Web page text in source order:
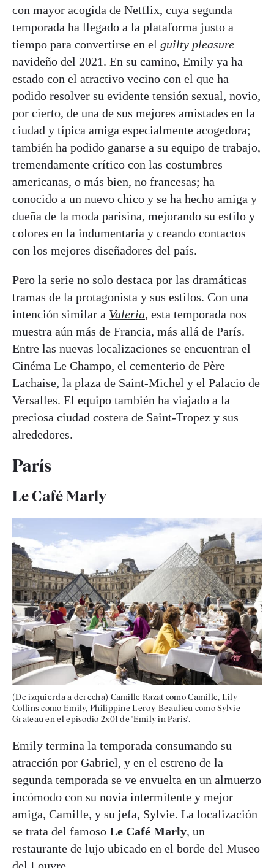
con mayor acogida de Netflix, cuya segunda
temporada ha llegado a la plataforma justo a
tiempo para convertirse en el guilty pleasure
navideño del 2021. En su camino, Emily ya ha
estado con el atractivo vecino con el que ha
podido resolver su evidente tensión sexual, novio,
por cierto, de una de sus mejores amistades en la
ciudad y típica amiga especialmente acogedora;
también ha podido ganarse a su equipo de trabajo,
tremendamente crítico con las costumbres
americanas, o más bien, no francesas; ha
conocido a un nuevo chico y se ha hecho amiga y
dueña de la moda parisina, mejorando su estilo y
colores en la indumentaria y creando contactos
con los mejores diseñadores del país.
Pero la serie no solo destaca por las dramáticas
tramas de la protagonista y sus estilos. Con una
intención similar a Valeria, esta temporada nos
muestra aún más de Francia, más allá de París.
Entre las nuevas localizaciones se encuentran el
Cinéma Le Champo, el cementerio de Père
Lachaise, la plaza de Saint-Michel y el Palacio de
Versalles. El equipo también ha viajado a la
preciosa ciudad costera de Saint-Tropez y sus
alrededores.
París
Le Café Marly
(De izquierda a derecha) Camille Razat como Camille, Lily
Collins como Emily, Philippine Leroy-Beaulieu como Sylvie
Grateau en el episodio 2x01 de 'Emily in Paris'.
Emily termina la temporada consumando su
atracción por Gabriel, y en el estreno de la
segunda temporada se ve envuelta en un almuerzo
incómodo con su novia intermitente y mejor
amiga, Camille, y su jefa, Sylvie. La localización
se trata del famoso Le Café Marly, un
restaurante de lujo ubicado en el borde del Museo